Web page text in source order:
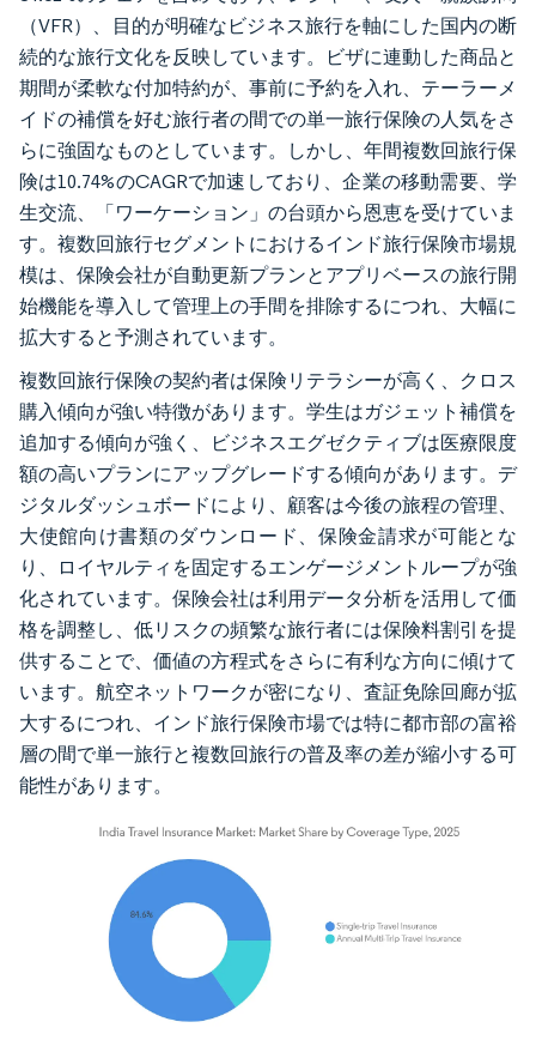
（VFR）、目的が明確なビジネス旅行を軸にした国内の断
続的な旅行文化を反映しています。ビザに連動した商品と
期間が柔軟な付加特約が、事前に予約を入れ、テーラーメ
イドの補償を好む旅行者の間での単一旅行保険の人気をさ
らに強固なものとしています。しかし、年間複数回旅行保
険は10.74%のCAGRで加速しており、企業の移動需要、学
生交流、「ワーケーション」の台頭から恩恵を受けていま
す。複数回旅行セグメントにおけるインド旅行保険市場規
模は、保険会社が自動更新プランとアプリベースの旅行開
始機能を導入して管理上の手間を排除するにつれ、大幅に
拡大すると予測されています。
複数回旅行保険の契約者は保険リテラシーが高く、クロス
購入傾向が強い特徴があります。学生はガジェット補償を
追加する傾向が強く、ビジネスエグゼクティブは医療限度
額の高いプランにアップグレードする傾向があります。デ
ジタルダッシュボードにより、顧客は今後の旅程の管理、
大使館向け書類のダウンロード、保険金請求が可能とな
り、ロイヤルティを固定するエンゲージメントループが強
化されています。保険会社は利用データ分析を活用して価
格を調整し、低リスクの頻繁な旅行者には保険料割引を提
供することで、価値の方程式をさらに有利な方向に傾けて
います。航空ネットワークが密になり、査証免除回廊が拡
大するにつれ、インド旅行保険市場では特に都市部の富裕
層の間で単一旅行と複数回旅行の普及率の差が縮小する可
能性があります。